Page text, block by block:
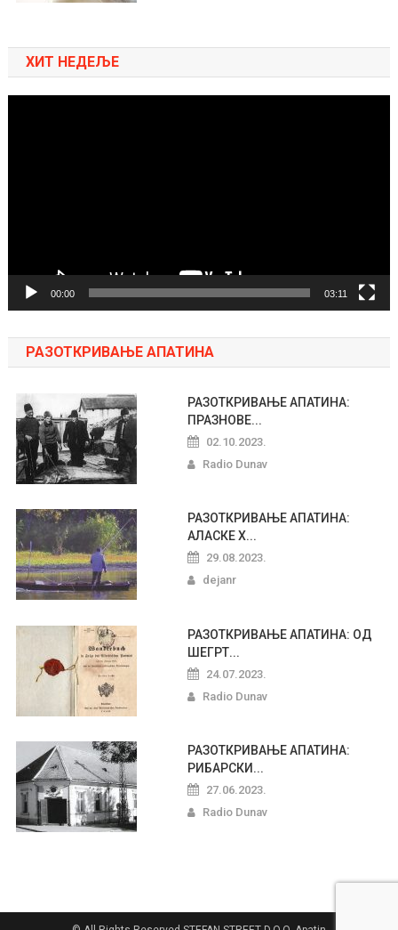
ХИТ НЕДЕЉЕ
00:00 03:11
РАЗОТКРИВАЊЕ АПАТИНА
РАЗОТКРИВАЊЕ АПАТИНА:
ПРАЗНОВЕ...
02.10.2023.
Radio Dunav
РАЗОТКРИВАЊЕ АПАТИНА:
АЛАСКЕ Х...
29.08.2023.
dejanr
РАЗОТКРИВАЊЕ АПАТИНА: ОД
ШЕГРТ...
24.07.2023.
Radio Dunav
РАЗОТКРИВАЊЕ АПАТИНА:
РИБАРСКИ...
27.06.2023.
Radio Dunav